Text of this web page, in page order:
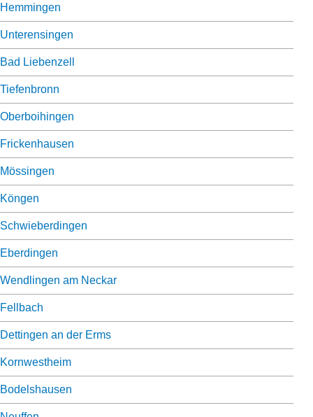
Hemmingen
Unterensingen
Bad Liebenzell
Tiefenbronn
Oberboihingen
Frickenhausen
Mössingen
Köngen
Schwieberdingen
Eberdingen
Wendlingen am Neckar
Fellbach
Dettingen an der Erms
Kornwestheim
Bodelshausen